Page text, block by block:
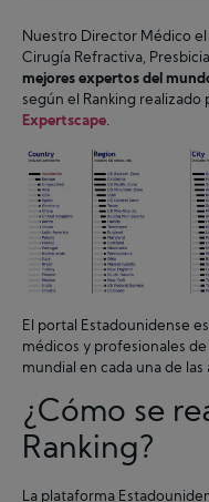
Nuestro Director Médico el
Cirugía Refractiva,
mejores expertos del
según el Ranking realizado
Expertscape.
El portal Estadounidense
médicos y profesionales de
mundial en cada una de las
¿Cómo se
Ranking?
La plataforma